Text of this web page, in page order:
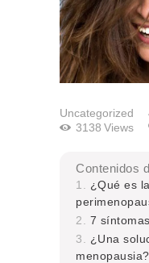
Uncategorized
3138 Views
Contenidos
¿Qué es
7
¿Una
menopausia?